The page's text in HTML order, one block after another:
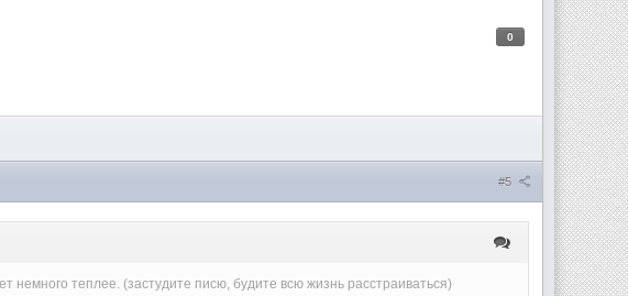
0
#5
немного теплее. (застудите писю, будите всю жизнь расстраиваться)